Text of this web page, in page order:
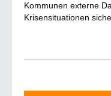
Kommunen externe
Krisensituationen